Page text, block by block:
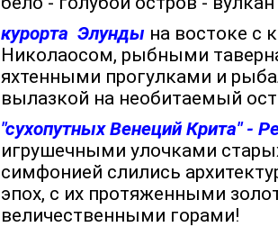
курорта Элунды на востоке с
Николаосом, рыбными
яхтенными прогулками и
вылазкой на необитаемый
"сухопутных Венеций Крита" -
игрушечными улочками
симфонией слились
эпох, с их протяженными
величественными горами!